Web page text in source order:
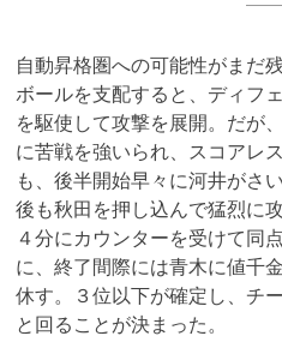
自動昇格圏への可能性がまだ
ボールを支配すると、ディフ
を駆使して攻撃を展開。だが
に苦戦を強いられ、スコアレ
も、後半開始早々に河井がさ
後も秋田を押し込んで猛烈に
４分にカウンターを受けて同
に、終了間際には青木に値千
休す。３位以下が確定し、チ
と回ることが決まった。